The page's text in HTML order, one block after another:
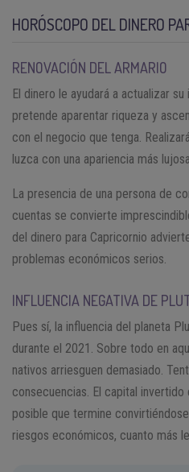
HORÓSCOPO DEL DINERO
RENOVACIÓN DEL ARMARIO
El dinero le ayudará a actualizar
pretende aparentar riqueza y
con el negocio que tenga.
luzca con una apariencia más lujosa.
La presencia de una persona de
cuentas se convierte
del dinero para Capricornio
problemas económicos serios.
INFLUENCIA NEGATIVA DE
Pues sí, la influencia del planeta
durante el 2021. Sobre todo en
nativos arriesguen demasiado.
consecuencias. El capital invertido
posible que termine
riesgos económicos, cuanto más